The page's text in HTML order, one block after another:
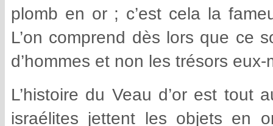
plomb en or ; c’est cela la
L’on comprend dès lors que ce
d’hommes et non les trésors
L’histoire du Veau d’or est tout
israélites jettent les objets en